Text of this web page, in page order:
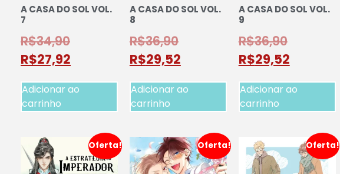
A CASA DO SOL VOL.
7
R$34,90
R$27,92
Adicionar ao
carrinho
A CASA DO SOL VOL.
8
R$36,90
R$29,52
Adicionar ao
carrinho
A CASA DO SOL VOL.
9
R$36,90
R$29,52
Adicionar ao
carrinho
Oferta! Oferta! Oferta!